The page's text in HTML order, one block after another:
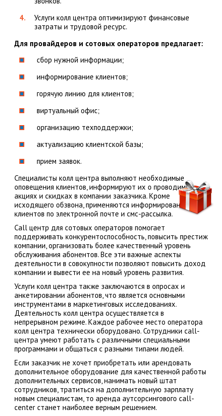
Услуги колл центра оптимизируют финансовые
затраты и трудовой ресурс.
Для провайдеров и сотовых операторов предлагает:
сбор нужной информации;
информирование клиентов;
горячую линию для клиентов;
виртуальный офис;
организацию техподдержки;
актуализацию клиентской базы;
прием заявок.
Специалисты колл центра выполняют необходимые
оповещения клиентов, информируют их о проводимых
акциях и скидках в компании заказчика. Кроме
исходящего обзвона, применяются информирование
клиентов по электронной почте и смс-рассылка.
Сall центр для сотовых операторов помогает
поддерживать конкурентоспособность, повысить престиж
компании, организовать более качественный уровень
обслуживания абонентов. Все эти важные аспекты
деятельности в совокупности позволяют повысить доход
компании и вывести ее на новый уровень развития.
Услуги колл центра также заключаются в опросах и
анкетировании абонентов, что является основными
инструментами в маркетинговых исследованиях.
Деятельность колл центра осуществляется в
непрерывном режиме. Каждое рабочее место оператора
колл центра технически оборудовано. Сотрудники call-
центра умеют работать с различными специальными
программами и общаться с разными типами людей.
Если заказчик не хочет приобретать или арендовать
дополнительное оборудование для качественной работы
дополнительных сервисов, нанимать новый штат
сотрудников, тратиться на дополнительную зарплату
новым специалистам, то аренда аутсорсингового call-
center станет наиболее верным решением.